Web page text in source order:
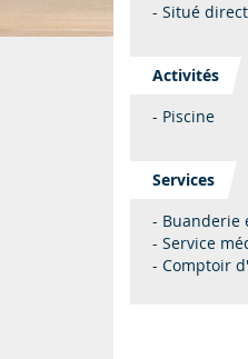
- Situé
Activités
- Piscine
Services
- Buanderie
- Service
- Comptoir